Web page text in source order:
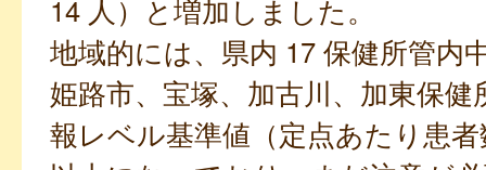
14 人）と増加しました。
地域的には、県内 17 保健所管内
姫路市、宝塚、加古川、加東保健
報レベル基準値（定点あたり患